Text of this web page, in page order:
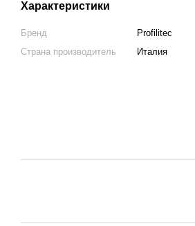
Характеристики
Бренд
Profilitec
Страна производитель
Италия